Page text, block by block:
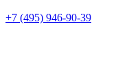
+7 (495) 946-90-39